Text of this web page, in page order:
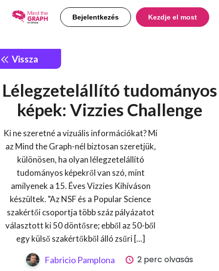
Bejelentkezés Kezdje el most
Vissza
Lélegzetelállító tudományos
képek: Vizzies Challenge
Ki ne szeretné a vizuális információkat? Mi
az Mind the Graph-nél biztosan szeretjük,
különösen, ha olyan lélegzetelállító
tudományos képekről van szó, mint
amilyenek a 15. Éves Vizzies Kihíváson
készültek. "Az NSF és a Popular Science
szakértői csoportja több száz pályázatot
választott ki 50 döntősre; ebből az 50-ből
egy külső szakértőkből álló zsűri [...]
Fabricio Pamplona
2 perc olvasás